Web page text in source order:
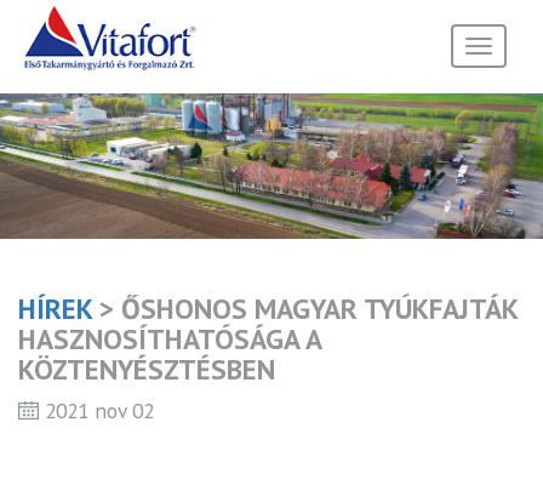
Toggle
HÍREK> ŐSHONOS MAGYAR TYÚKFAJTÁK
HASZNOSÍTHATÓSÁGA A
KÖZTENYÉSZTÉSBEN
2021 nov 02